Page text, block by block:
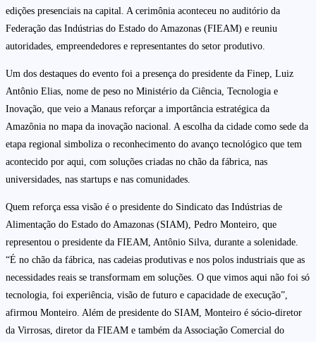
edições presenciais na capital. A cerimônia aconteceu no auditório da
Federação das Indústrias do Estado do Amazonas (FIEAM) e reuniu
autoridades, empreendedores e representantes do setor produtivo.
Um dos destaques do evento foi a presença do presidente da Finep, Luiz
Antônio Elias, nome de peso no Ministério da Ciência, Tecnologia e
Inovação, que veio a Manaus reforçar a importância estratégica da
Amazônia no mapa da inovação nacional. A escolha da cidade como sede da
etapa regional simboliza o reconhecimento do avanço tecnológico que tem
acontecido por aqui, com soluções criadas no chão da fábrica, nas
universidades, nas startups e nas comunidades.
Quem reforça essa visão é o presidente do Sindicato das Indústrias de
Alimentação do Estado do Amazonas (SIAM), Pedro Monteiro, que
representou o presidente da FIEAM, Antônio Silva, durante a solenidade.
“É no chão da fábrica, nas cadeias produtivas e nos polos industriais que as
necessidades reais se transformam em soluções. O que vimos aqui não foi só
tecnologia, foi experiência, visão de futuro e capacidade de execução”,
afirmou Monteiro. Além de presidente do SIAM, Monteiro é sócio-diretor
da Virrosas, diretor da FIEAM e também da Associação Comercial do